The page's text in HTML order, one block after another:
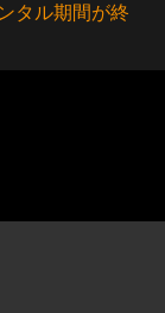
タル期間が終